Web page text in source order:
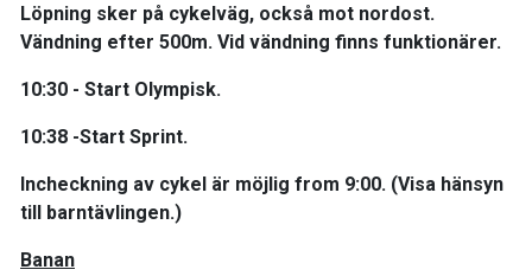
Löpning sker på cykelväg, också mot nordost.
Vändning efter 500m. Vid vändning finns funktionärer.
10:30 - Start Olympisk.
10:38 -Start Sprint.
Incheckning av cykel är möjlig from 9:00. (Visa hänsyn
till barntävlingen.)
Banan